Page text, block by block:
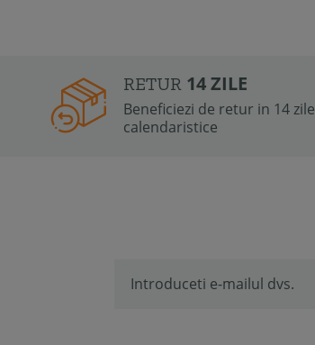
RETUR 14 ZILE
Beneficiezi de retur in 14 zile
calendaristice